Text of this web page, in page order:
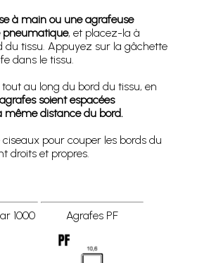
à main ou une agrafeuse
pneumatique, et placez-la à
du tissu. Appuyez sur la gâchette
dans le tissu.
au long du bord du tissu, en
agrafes soient espacées
même distance du bord.
pour couper les bords du
droits et propres.
1000 Agrafes PF